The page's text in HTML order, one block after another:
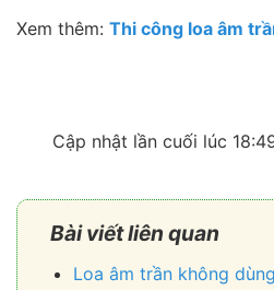
Xem thêm: Thi công loa âm
Cập nhật lần cuối lúc
Bài viết liên quan
Loa âm trần không